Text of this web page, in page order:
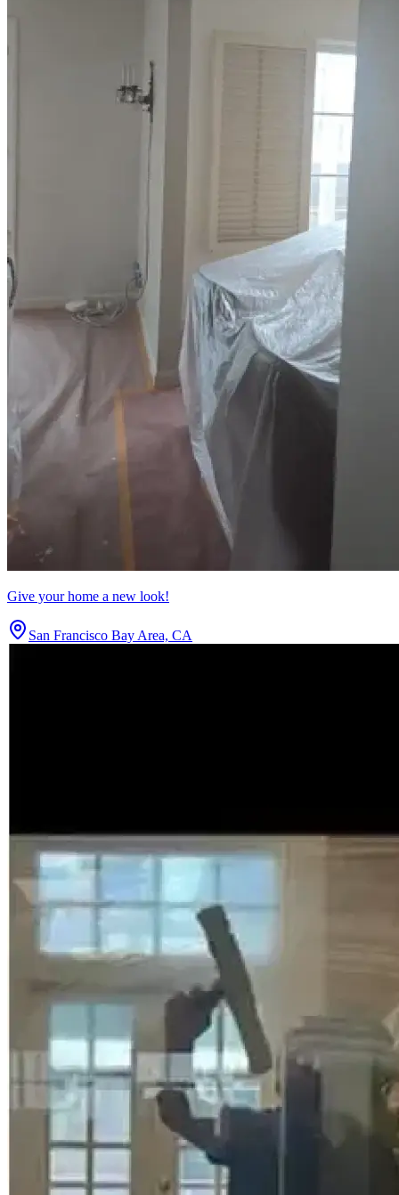
Give your home a new look!
San Francisco Bay Area, CA